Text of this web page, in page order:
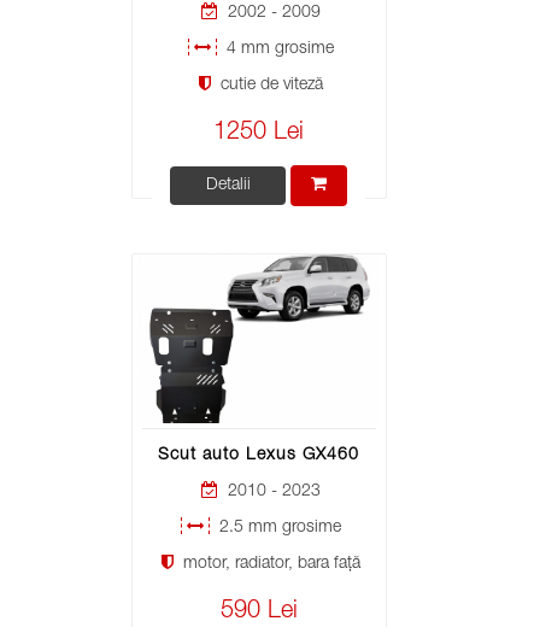
2002 - 2009
4 mm grosime
cutie de viteză
1250 Lei
Detalii
Scut auto Lexus GX460
2010 - 2023
2.5 mm grosime
motor, radiator, bara față
590 Lei